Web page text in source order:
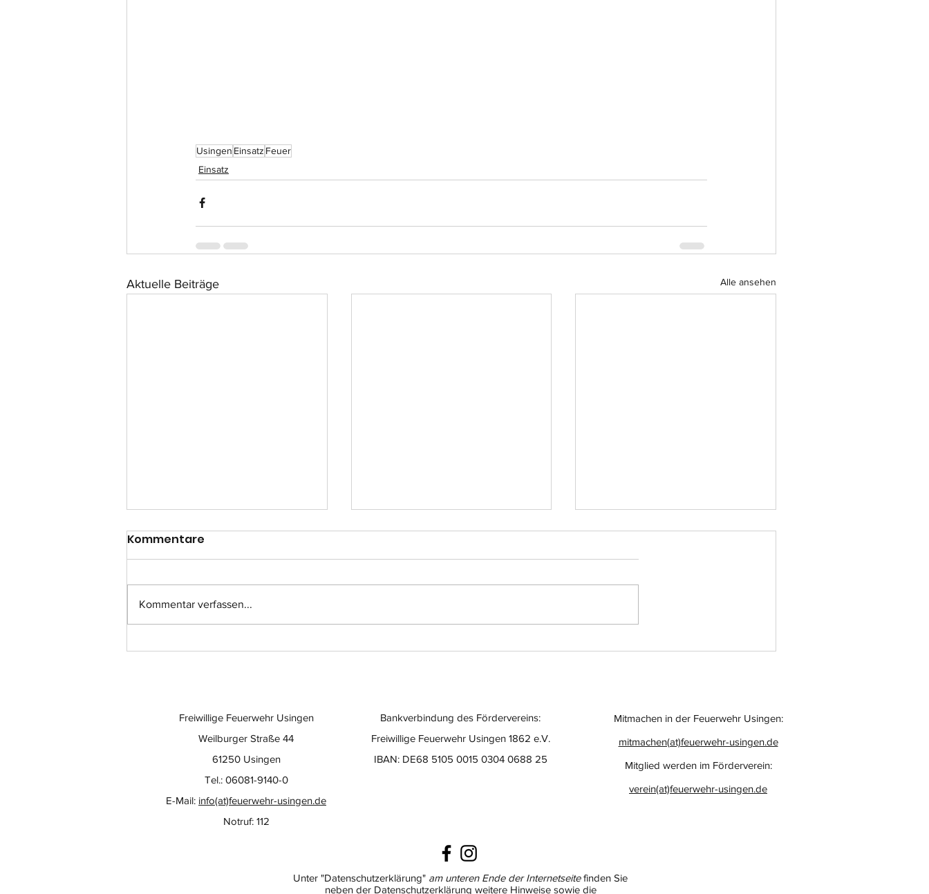
Usingen Einsatz Feuer
Einsatz
Aktuelle Beiträge Alle ansehen
Einsatz-Nr.: 057
Kommentare
Kommentar verfassen...
Bankverbindung des Fördervereins:
Freiwillige Feuerwehr Usingen 1862 e.V.
IBAN: DE68 5105 0015 0304 0688 25
Freiwillige Feuerwehr Usingen
Weilburger Straße 44
61250 Usingen
Tel.: 06081-9140-0
E-Mail: info(at)feuerwehr-usingen.de
Notruf: 112
Mitmachen in der Feuerwehr Usingen:
mitmachen(at)feuerwehr-usingen.de
Mitglied werden im Förderverein:
verein(at)feuerwehr-usingen.de
Unter "Datenschutzerklärung" am unteren Ende der Internetseitefinden Sie
neben der Datenschutzerklärung weitere Hinweise sowie die